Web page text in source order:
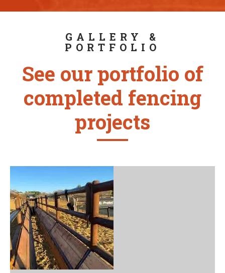
GALLERY &
PORTFOLIO
See our portfolio of
completed fencing
projects